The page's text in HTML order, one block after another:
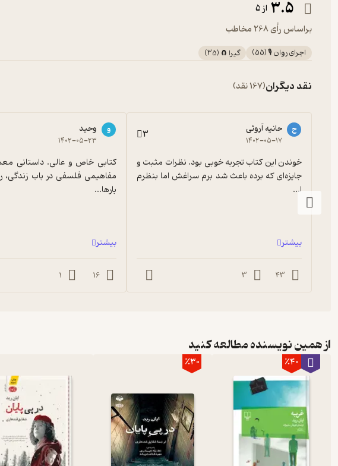
3.5 از 5
براساس رأی 268 مخاطب
اجرای روان 🎙️(
55
) گیرا 🧲 (
35
)
نقد دیگران(167 نقد)
ح حانیه آروئی
۱۴۰۲-۰۵-۱۷ 3
ا...
بیشتر
43
3
و وحید
۱۴۰۲-۰۵-۲۳
بارها...
بیشتر
16
1
از همین نویسنده مطالعه کنید
٪40 ٪30